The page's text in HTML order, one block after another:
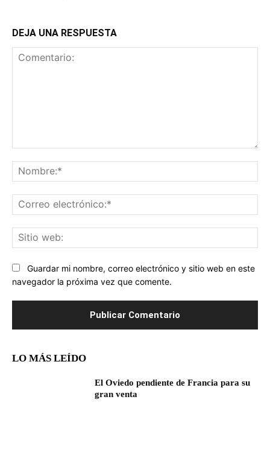
DEJA UNA RESPUESTA
Guardar mi nombre, correo electrónico y sitio web en este
navegador la próxima vez que comente.
LO MÁS LEÍDO
El Oviedo pendiente de Francia para su
gran venta